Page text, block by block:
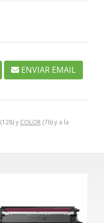
(128) y COLOR (76) y a la
ENVIAR EMAIL